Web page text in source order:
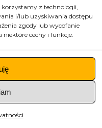
z technologii,
i/lub uzyskiwania dostępu
zgody lub wycofanie
niektóre cechy i funkcje.
r.
r.